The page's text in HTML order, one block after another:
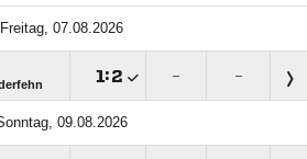
Freitag, 07.08.2026
: – –
09.08.2026